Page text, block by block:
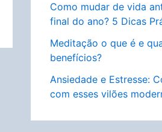
Como mudar de vida
final do ano? 5 Dicas
Meditação o que é e
benefícios?
Ansiedade e Estresse:
com esses vilões